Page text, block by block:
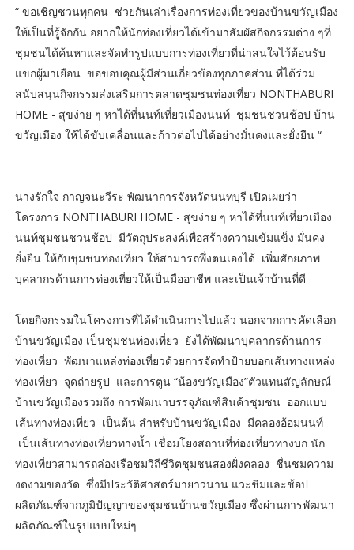
“ ขอเชิญชวนทุกคน ช่วยกันเล่าเรื่องการท่องเที่ยวของบ้านขวัญเมือง
ให้เป็นที่รู้จักกัน อยากให้นักท่องเที่ยวได้เข้ามาสัมผัสกิจกรรมต่าง ๆที่
ชุมชนได้ค้นหาและจัดทำรูปแบบการท่องเที่ยวที่น่าสนใจไว้ต้อนรับ
แขกผู้มาเยือน ขอขอบคุณผู้มีส่วนเกี่ยวข้องทุกภาคส่วน ที่ได้ร่วม
สนับสนุนกิจกรรมส่งเสริมการตลาดชุมชนท่องเที่ยว NONTHABURI
HOME - สุขง่าย ๆ หาได้ที่นนท์เที่ยวเมืองนนท์ ชุมชนชวนช้อป บ้าน
ขวัญเมือง ให้ได้ขับเคลื่อนและก้าวต่อไปได้อย่างมั่นคงและยั่งยืน “
นางรักใจ กาญจนะวีระ พัฒนาการจังหวัดนนทบุรี เปิดเผยว่า
โครงการ NONTHABURI HOME - สุขง่าย ๆ หาได้ที่นนท์เที่ยวเมือง
นนท์ชุมชนชวนช้อป มีวัตถุประสงค์เพื่อสร้างความเข้มแข็ง มั่นคง
ยั่งยืน ให้กับชุมชนท่องเที่ยว ให้สามารถพึ่งตนเองได้ เพิ่มศักยภาพ
บุคลากรด้านการท่องเที่ยวให้เป็นมืออาชีพ และเป็นเจ้าบ้านที่ดี
โดยกิจกรรมในโครงการที่ได้ดำเนินการไปแล้ว นอกจากการคัดเลือก
บ้านขวัญเมือง เป็นชุมชนท่องเที่ยว ยังได้พัฒนาบุคลากรด้านการ
ท่องเที่ยว พัฒนาแหล่งท่องเที่ยวด้วยการจัดทำป้ายบอกเส้นทางแหล่ง
ท่องเที่ยว จุดถ่ายรูป และการตูน “น้องขวัญเมือง”ตัวแทนสัญลักษณ์
บ้านขวัญเมืองรวมถึง การพัฒนาบรรจุภัณฑ์สินค้าชุมชน ออกแบบ
เส้นทางท่องเที่ยว เป็นต้น สำหรับบ้านขวัญเมือง มีคลองอ้อมนนท์
เป็นเส้นทางท่องเที่ยวทางน้ำ เชื่อมโยงสถานที่ท่องเที่ยวทางบก นัก
ท่องเที่ยวสามารถล่องเรือชมวิถีชีวิตชุมชนสองฝั่งคลอง ชื่นชมความ
งดงามของวัด ซึ่งมีประวัติศาสตร์มายาวนาน แวะชิมและช้อป
ผลิตภัณฑ์จากภูมิปัญญาของชุมชนบ้านขวัญเมือง ซึ่งผ่านการพัฒนา
ผลิตภัณฑ์ในรูปแบบใหม่ๆ